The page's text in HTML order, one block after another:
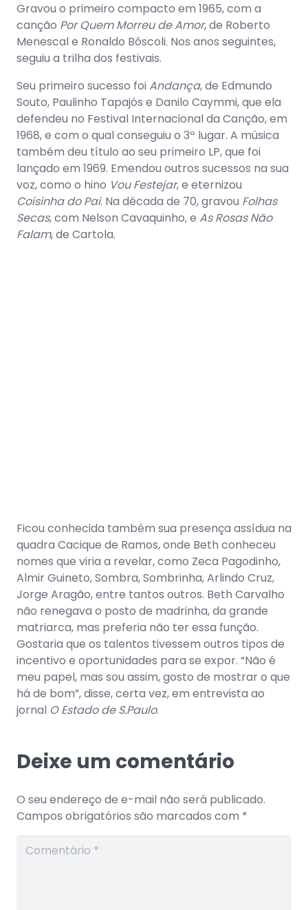
Gravou o primeiro compacto em 1965, com a
canção Por Quem Morreu de Amor, de Roberto
Menescal e Ronaldo Bôscoli. Nos anos seguintes,
seguiu a trilha dos festivais.
Seu primeiro sucesso foiAndança, de Edmundo
Souto, Paulinho Tapajós e Danilo Caymmi, que ela
defendeu no Festival Internacional da Canção, em
1968, e com o qual conseguiu o 3º lugar. A música
também deu título ao seu primeiro LP, que foi
lançado em 1969. Emendou outros sucessos na sua
voz, como o hino Vou Festejar, e eternizou
Coisinha do Pai. Na década de 70, gravou Folhas
Secas, com Nelson Cavaquinho, e As Rosas Não
Falam, de Cartola.
Ficou conhecida também sua presença assídua na
quadra Cacique de Ramos, onde Beth conheceu
nomes que viria a revelar, como Zeca Pagodinho,
Almir Guineto, Sombra, Sombrinha, Arlindo Cruz,
Jorge Aragão, entre tantos outros. Beth Carvalho
não renegava o posto de madrinha, da grande
matriarca, mas preferia não ter essa função.
Gostaria que os talentos tivessem outros tipos de
incentivo e oportunidades para se expor. “Não é
meu papel, mas sou assim, gosto de mostrar o que
há de bom”, disse, certa vez, em entrevista ao
jornal O Estado de S.Paulo.
Deixe um comentário
O seu endereço de e-mail não será publicado.
Campos obrigatórios são marcados com *